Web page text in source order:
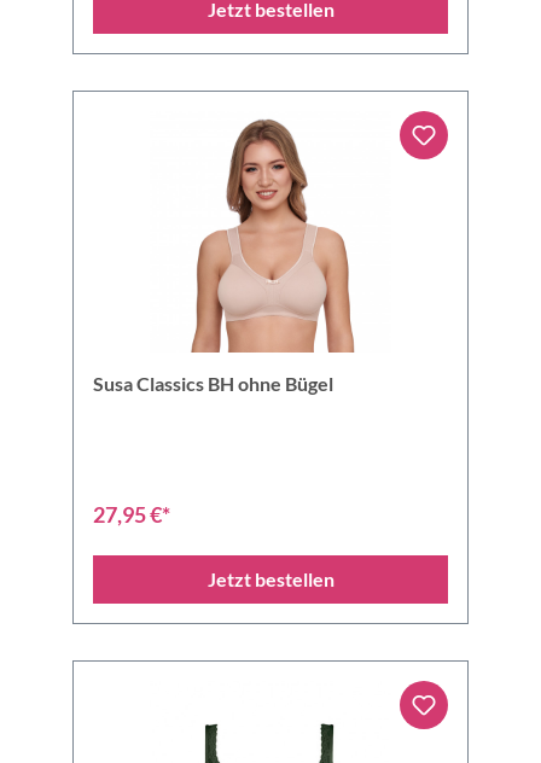
Jetzt bestellen
Susa Classics BH ohne Bügel
27,95 €*
Jetzt bestellen